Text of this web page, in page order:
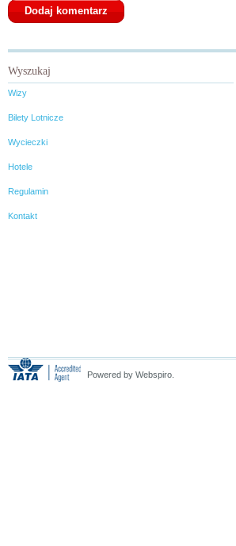
Wyszukaj
Wizy
Bilety Lotnicze
Wycieczki
Hotele
Regulamin
Kontakt
Powered by Webspiro.